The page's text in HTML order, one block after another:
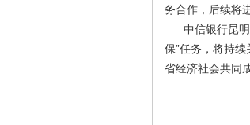
务合作，后续将
中信银行昆明
保”任务，将持
省经济社会共同